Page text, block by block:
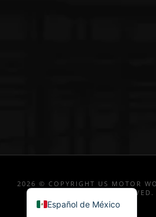
2026 © COPYRIGHT US MOTOR
RESERVED.
Español de México